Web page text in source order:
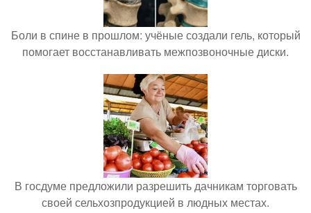
Боли в спине в прошлом: учёные создали гель, который
помогает восстанавливать межпозвоночные диски.
В госдуме предложили разрешить дачникам торговать
своей сельхозпродукцией в людных местах.